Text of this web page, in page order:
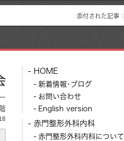
添付された記事：
HOME
新着情報･ブログ
お問い合わせ
English version
赤門整形外科内科
赤門整形外科内科について